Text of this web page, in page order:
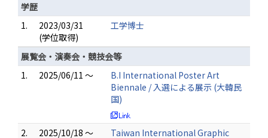
学歴
1.
2023/03/31
(学位取得)
工学博士
展覧会・演奏会・競技会等
1.
2025/06/11 ～
B.I International Poster Art
Biennale / 入選による展示 (大韓民
国)
2. 2025/10/18 ～ Taiwan International Graphic